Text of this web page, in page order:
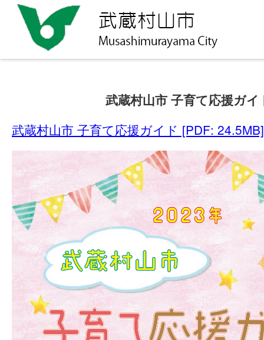
武蔵村山市 子育て応援ガイ
武蔵村山市 子育て応援ガイド [PDF: 24.5MB]